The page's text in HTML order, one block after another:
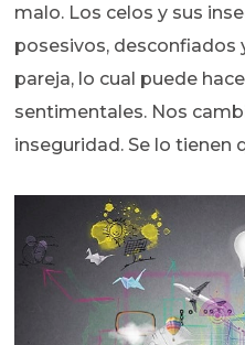
malo. Los celos y sus
posesivos, desconfiados
pareja, lo cual puede
sentimentales. Nos
inseguridad. Se lo tienen